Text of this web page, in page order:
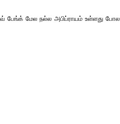
பேங்க் மேல நல்ல அபிப்ராயம் உள்ளது போல